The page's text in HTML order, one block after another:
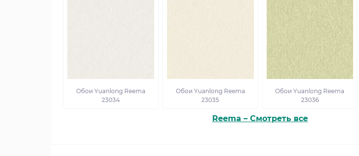
Обои Yuanlong Reema
23034
Обои Yuanlong Reema
23035
Обои Yuanlong Reema
23036
Reema – Смотреть все